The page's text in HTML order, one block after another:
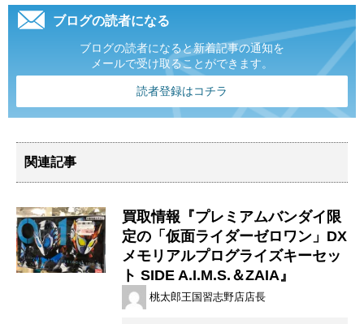
ブログの読者になる
ブログの読者になると新着記事の通知を
メールで受け取ることができます。
読者登録はコチラ
関連記事
買取情報『プレミアムバンダイ限
定の「仮面ライダーゼロワン」DX
メモリアルプログライズキーセッ
ト ​SIDE ​A.I.M.S.＆ZAIA』
桃太郎王国習志野店店長